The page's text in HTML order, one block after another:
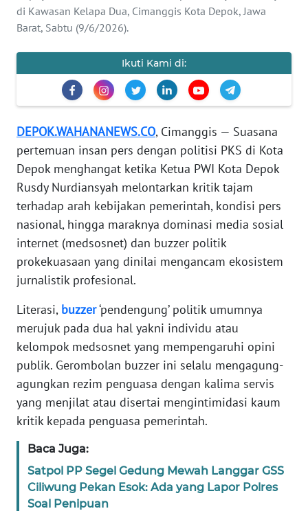
di Kawasan Kelapa Dua, Cimanggis Kota Depok, Jawa
Barat, Sabtu (9/6/2026).
Ikuti Kami di:
DEPOK.WAHANANEWS.CO, Cimanggis — Suasana
pertemuan insan pers dengan politisi PKS di Kota
Depok menghangat ketika Ketua PWI Kota Depok
Rusdy Nurdiansyah melontarkan kritik tajam
terhadap arah kebijakan pemerintah, kondisi pers
nasional, hingga maraknya dominasi media sosial
internet (medsosnet) dan buzzer politik
prokekuasaan yang dinilai mengancam ekosistem
jurnalistik profesional.
Literasi, buzzer‘pendengung’ politik umumnya
merujuk pada dua hal yakni individu atau
kelompok medsosnet yang mempengaruhi opini
publik. Gerombolan buzzer ini selalu mengagung-
agungkan rezim penguasa dengan kalima servis
yang menjilat atau disertai mengintimidasi kaum
kritik kepada penguasa pemerintah.
Baca Juga:
Satpol PP Segel Gedung Mewah Langgar GSS
Ciliwung Pekan Esok: Ada yang Lapor Polres
Soal Penipuan
KARIR
Regional
WN
WN
JAKARTA
WN
JABAR
BANTEN
WN
NTT
WN
KEPRI
WN
PAPUA
WN